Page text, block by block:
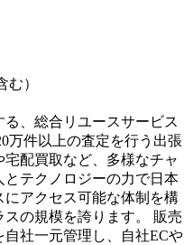
む）
、総合リユースサービス
万件以上の査定を行う出張
配買取など、多様なチャ
テクノロジーの力で日本
アクセス可能な体制を構
の規模を誇ります。 販売
社一元管理し、自社ECや